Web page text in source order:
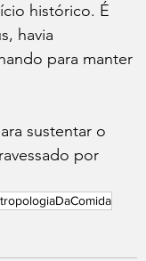
histórico. É
havia
para manter
sustentar o
por